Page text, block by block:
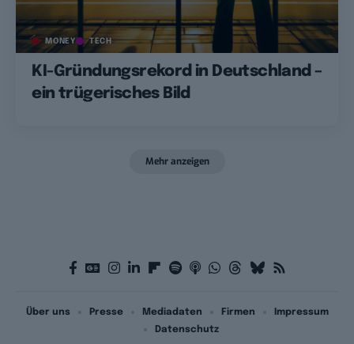
MONEY TECH
KI-Gründungsrekord in Deutschland –
ein trügerisches Bild
Mehr anzeigen
Über uns Presse Mediadaten Firmen
Impressum
Datenschutz